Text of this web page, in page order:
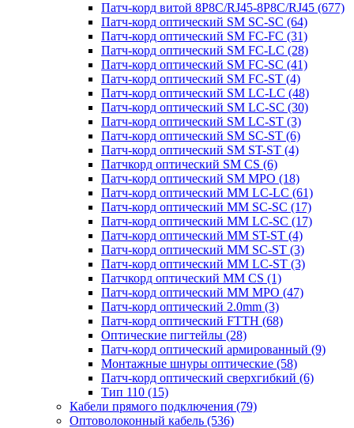
Патч-корд витой 8P8C/RJ45-8P8C/RJ45 (677)
Патч-корд оптический SM SC-SC (64)
Патч-корд оптический SM FC-FC (31)
Патч-корд оптический SM FC-LC (28)
Патч-корд оптический SM FC-SC (41)
Патч-корд оптический SM FC-ST (4)
Патч-корд оптический SM LC-LC (48)
Патч-корд оптический SM LC-SC (30)
Патч-корд оптический SM LC-ST (3)
Патч-корд оптический SM SC-ST (6)
Патч-корд оптический SM ST-ST (4)
Патчкорд оптический SM CS (6)
Патч-корд оптический SM MPO (18)
Патч-корд оптический MM LC-LC (61)
Патч-корд оптический MM SC-SC (17)
Патч-корд оптический MM LC-SC (17)
Патч-корд оптический MM ST-ST (4)
Патч-корд оптический MM SC-ST (3)
Патч-корд оптический MM LC-ST (3)
Патчкорд оптический MM CS (1)
Патч-корд оптический MM MPO (47)
Патч-корд оптический 2.0mm (3)
Патч-корд оптический FTTH (68)
Оптические пигтейлы (28)
Патч-корд оптический армированный (9)
Монтажные шнуры оптические (58)
Патч-корд оптический сверхгибкий (6)
Тип 110 (15)
Кабели прямого подключения (79)
Оптоволоконный кабель (536)